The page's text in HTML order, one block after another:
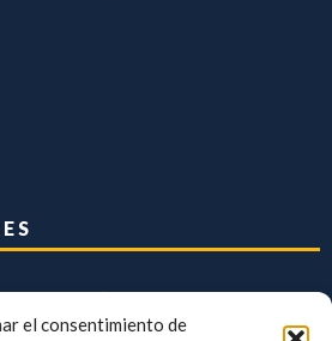
el consentimiento de